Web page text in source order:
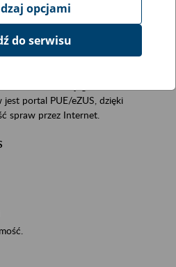
ZUS eZUS
portal PUE/eZUS, dzięki
spraw przez Internet.
opcjami
do serwisu